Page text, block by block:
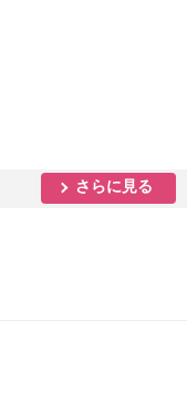
さらに見る